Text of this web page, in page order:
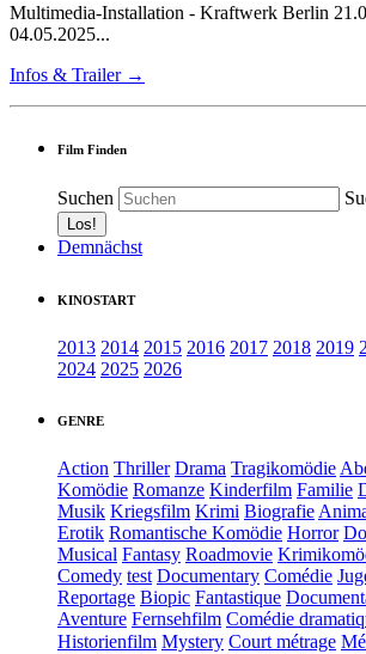
Multimedia-Installation - Kraftwerk Berlin
04.05.2025...
Infos & Trailer →
Film Finden
Suchen
Demnächst
KINOSTART
2013 2014 2015 2016 2017 2018 2019
2024 2025 2026
GENRE
Action Thriller Drama Tragikomödie
Komödie Romanze Kinderfilm Familie
Musik Kriegsfilm Krimi Biografie
Erotik Romantische Komödie Horror
Musical Fantasy Roadmovie
Comedy test Documentary Comédie
Reportage Biopic Fantastique
Aventure Fernsehfilm Comédie
Historienfilm Mystery Court métrage